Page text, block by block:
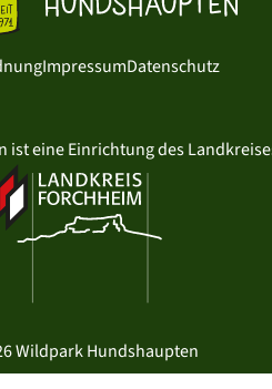
ImpressumDatenschutz
ist eine Einrichtung des
Wildpark Hundshaupten
mit von typo.one